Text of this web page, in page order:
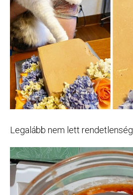
Legalább nem lett rendetlenség.